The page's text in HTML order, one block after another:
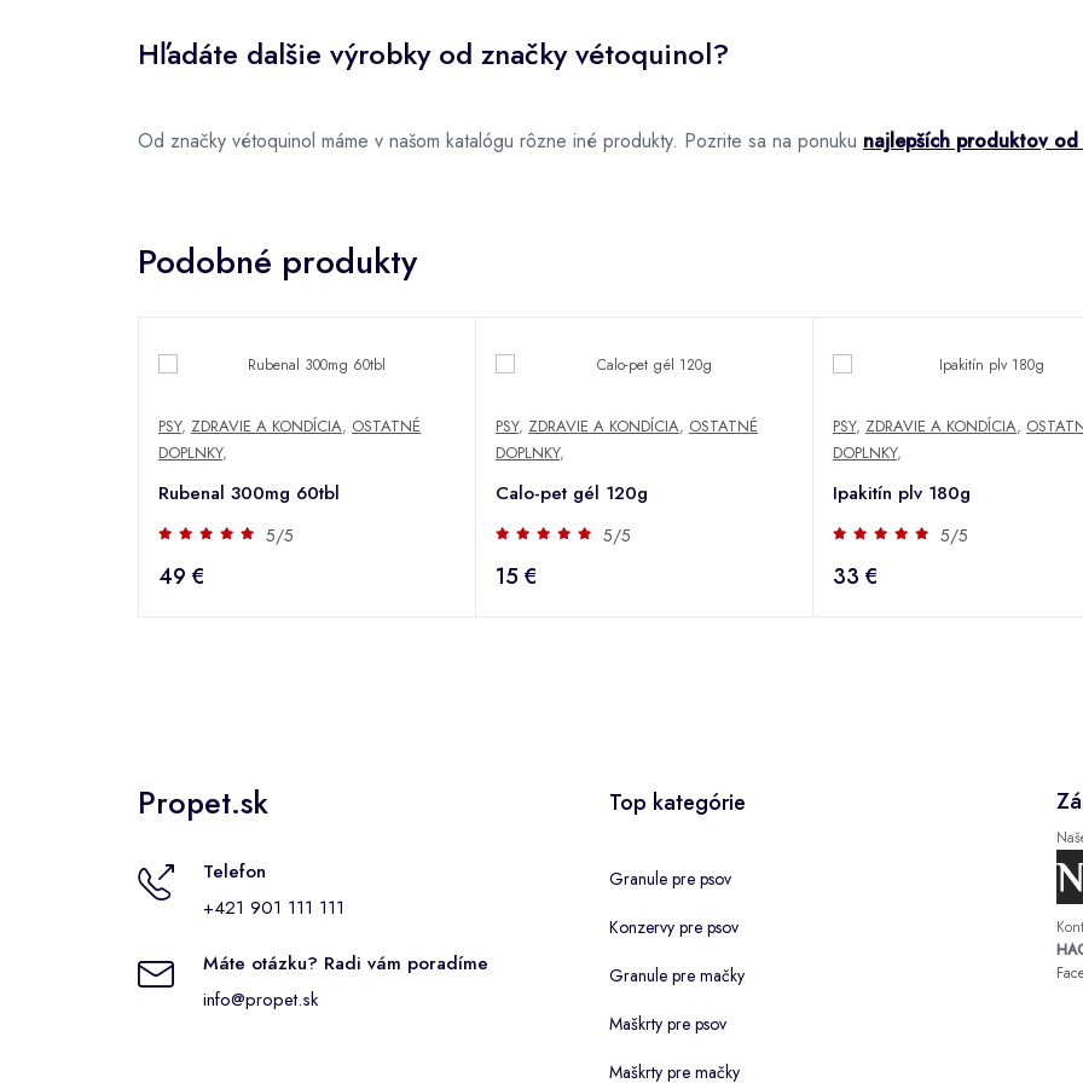
Hľadáte dalšie výrobky od značky vétoquinol?
Od značky vétoquinol máme v našom katalógu rôzne iné produkty. Pozrite sa na ponuku najlepších produktov
Podobné produkty
PSY, ZDRAVIE A KONDÍCIA, OSTATNÉ
DOPLNKY,
Rubenal 300mg 60tbl
5/5
49 €
PSY, ZDRAVIE A KONDÍCIA, OSTATNÉ
DOPLNKY,
Calo-pet gél 120g
5/5
15 €
PSY, ZDRAVIE A KONDÍCIA,
DOPLNKY,
Ipakitín plv 180g
5/5
33 €
Propet.sk
Telefon
+421 901 111 111
Máte otázku? Radi vám poradíme
info@propet.sk
Top kategórie
Granule pre psov
Konzervy pre psov
Granule pre mačky
Maškrty pre psov
Maškrty pre mačky